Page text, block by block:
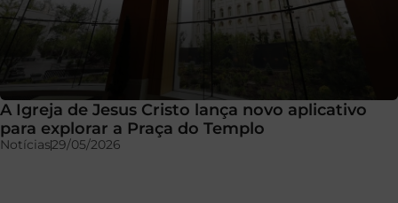
A Igreja de Jesus Cristo lança novo aplicativo
para explorar a Praça do Templo
Notícias29/05/2026